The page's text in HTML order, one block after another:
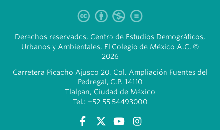
Derechos reservados, Centro de Estudios Demográficos,
Urbanos y Ambientales, El Colegio de México A.C. ©
2026
Carretera Picacho Ajusco 20, Col. Ampliación Fuentes del
Pedregal, C.P. 14110
Tlalpan, Ciudad de México
Tel.: +52 55 54493000